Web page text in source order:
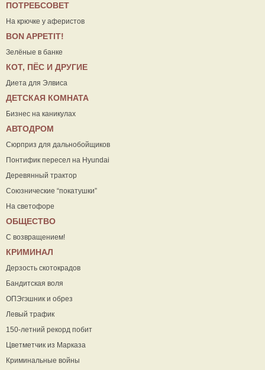
ПОТРЕБСОВЕТ
На крючке у аферистов
ВON APPETIT!
Зелёные в банке
КОТ, ПЁС И ДРУГИЕ
Диета для Элвиса
ДЕТСКАЯ КОМНАТА
Бизнес на каникулах
АВТОДРОМ
Сюрприз для дальнобойщиков
Понтифик пересел на Hyundai
Деревянный трактор
Союзнические “покатушки”
На светофоре
ОБЩЕСТВО
С возвращением!
КРИМИНАЛ
Дерзость скотокрадов
Бандитская воля
ОПЭгэшник и обрез
Левый трафик
150-летний рекорд побит
Цветметчик из Марказа
Криминальные войны